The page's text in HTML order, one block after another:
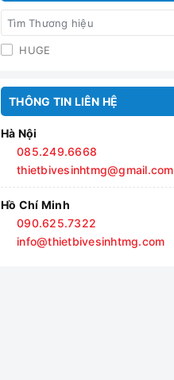
HUGE
THÔNG TIN LIÊN HỆ
Hà Nội
085.249.6668
thietbivesinhtmg@gmail.com
Hồ Chí Minh
090.625.7322
info@thietbivesinhtmg.com